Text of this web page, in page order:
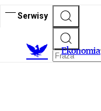
Serwisy
Ekonomia